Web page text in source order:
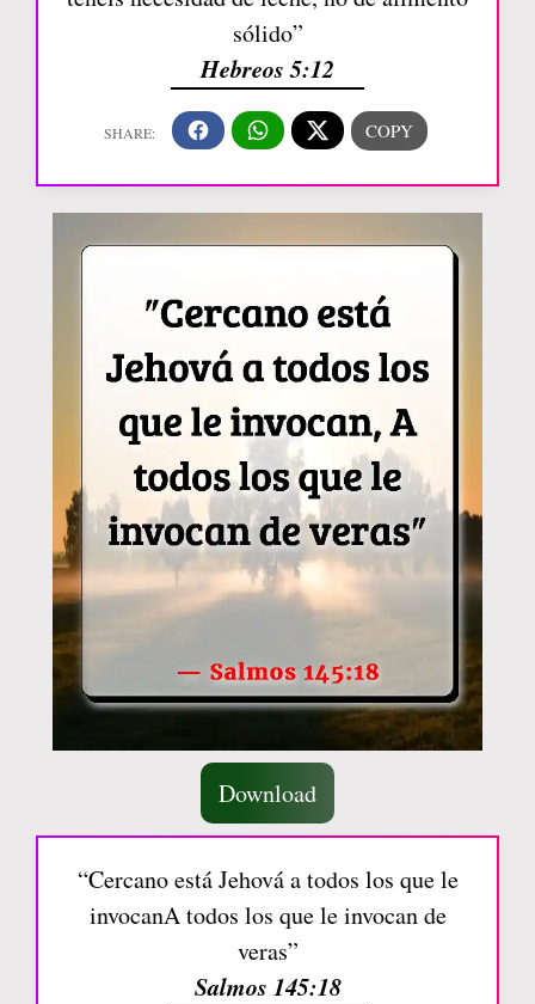
sólido”
Hebreos 5:12
Download
“Cercano está Jehová a todos los que le
invocanA todos los que le invocan de
veras”
Salmos 145:18